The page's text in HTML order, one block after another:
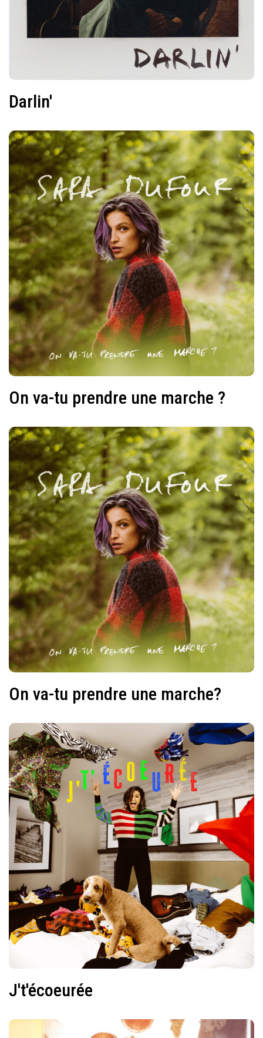
Darlin'
On va-tu prendre une marche ?
On va-tu prendre une marche?
J't'écoeurée